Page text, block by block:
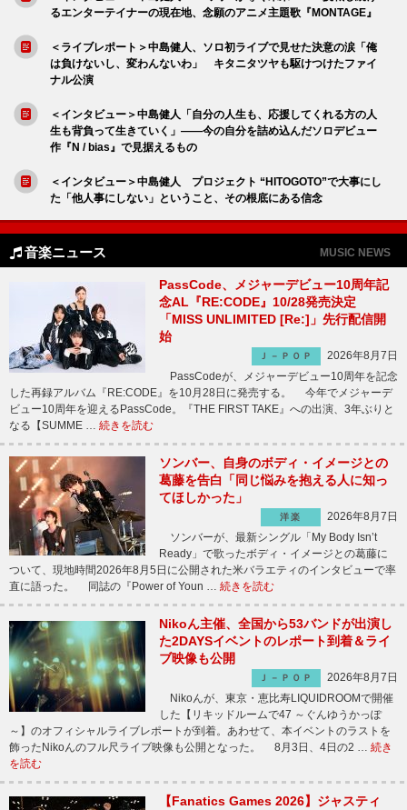
るエンターテイナーの現在地、念願のアニメ主題歌『MONTAGE』
＜ライブレポート＞中島健人、ソロ初ライブで見せた決意の涙「俺
は負けないし、変わんないわ」 キタニタツヤも駆けつけたファイ
ナル公演
＜インタビュー＞中島健人「自分の人生も、応援してくれる方の人
生も背負って生きていく」――今の自分を詰め込んだソロデビュー
作『N / bias』で見据えるもの
＜インタビュー＞中島健人 プロジェクト “HITOGOTO”で大事にし
た「他人事にしない」ということ、その根底にある信念
音楽ニュース MUSIC NEWS
PassCode、メジャーデビュー10周年記
念AL『RE:CODE』10/28発売決定
「MISS UNLIMITED [Re:]」先行配信開
始
Ｊ－ＰＯＰ
2026年8月7日
PassCodeが、メジャーデビュー10周年を記念
した再録アルバム『RE:CODE』を10月28日に発売する。 今年でメジャーデ
ビュー10周年を迎えるPassCode。『THE FIRST TAKE』への出演、3年ぶりと
なる【SUMME … 続きを読む
ソンバー、自身のボディ・イメージとの
葛藤を告白「同じ悩みを抱える人に知っ
てほしかった」
洋楽
2026年8月7日
ソンバーが、最新シングル「My Body Isn’t
Ready」で歌ったボディ・イメージとの葛藤に
ついて、現地時間2026年8月5日に公開された米バラエティのインタビューで率
直に語った。 同誌の『Power of Youn … 続きを読む
Nikoん主催、全国から53バンドが出演し
た2DAYSイベントのレポート到着＆ライ
ブ映像も公開
Ｊ－ＰＯＰ
2026年8月7日
Nikoんが、東京・恵比寿LIQUIDROOMで開催
した【リキッドルームで47 ～ぐんゆうかっぽ
～】のオフィシャルライブレポートが到着。あわせて、本イベントのラストを
飾ったNikoんのフル尺ライブ映像も公開となった。 8月3日、4日の2 … 続き
を読む
【Fanatics Games 2026】ジャスティ